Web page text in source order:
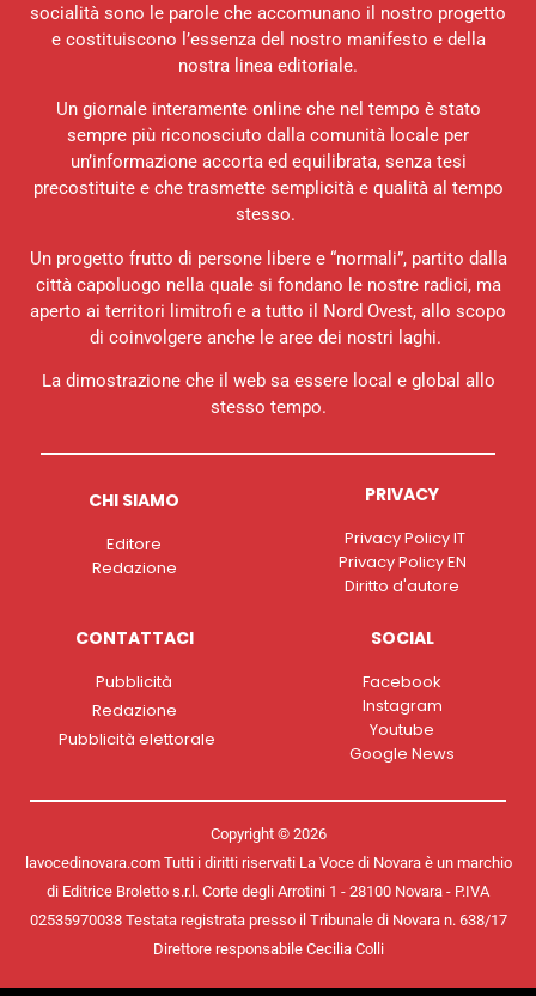
socialità sono le parole che accomunano il nostro progetto
e costituiscono l’essenza del nostro manifesto e della
nostra linea editoriale.
Un giornale interamente online che nel tempo è stato
sempre più riconosciuto dalla comunità locale per
un’informazione accorta ed equilibrata, senza tesi
precostituite e che trasmette semplicità e qualità al tempo
stesso.
Un progetto frutto di persone libere e “normali”, partito dalla
città capoluogo nella quale si fondano le nostre radici, ma
aperto ai territori limitrofi e a tutto il Nord Ovest, allo scopo
di coinvolgere anche le aree dei nostri laghi.
La dimostrazione che il web sa essere local e global allo
stesso tempo.
CHI SIAMO
Editore
Redazione
PRIVACY
Privacy Policy IT
Privacy Policy EN
Diritto d'autore
CONTATTACI
Pubblicità
Redazione
Pubblicità elettorale
SOCIAL
Facebook
Instagram
Youtube
Google News
Copyright © 2026
lavocedinovara.com Tutti i diritti riservati La Voce di Novara è un marchio
di Editrice Broletto s.r.l. Corte degli Arrotini 1 - 28100 Novara - P.IVA
02535970038 Testata registrata presso il Tribunale di Novara n. 638/17
Direttore responsabile Cecilia Colli